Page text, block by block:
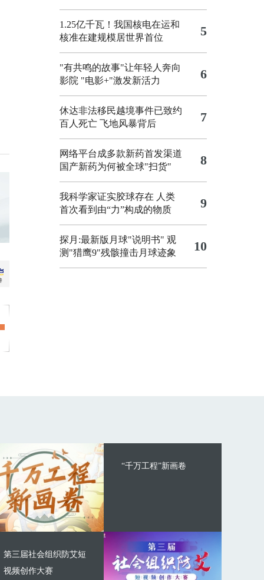
1.25亿千瓦！我国核电在运和
核准在建规模居世界首位
5
"有共鸣的故事"让年轻人奔向
影院 "电影+"激发新活力 6
休达非法移民越境事件已致约
百人死亡 飞地风暴背后 7
网络平台成多款新药首发渠道
国产新药为何被全球"扫货"
8
我科学家证实胶球存在 人类
首次看到由“力”构成的物质
9
探月:最新版月球"说明书" 观
测"猎鹰9"残骸撞击月球迹象
10
“千万工程”新画卷
第三届社会组织防艾短
视频创作大赛